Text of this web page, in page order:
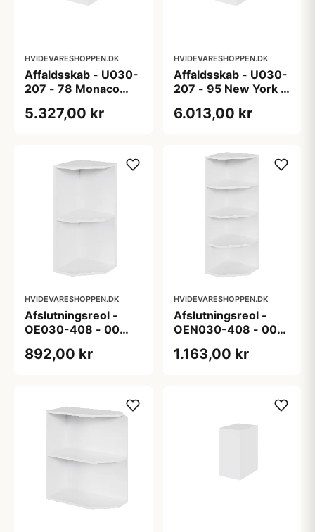
HVIDEVARESHOPPEN.DK
Affaldsskab - U030-
207 - 78 Monaco
grebsfri
5.327,00 kr
HVIDEVARESHOPPEN.DK
Affaldsskab - U030-
207 - 95 New York -
6.013,00 kr
HVIDEVARESHOPPEN.DK
Afslutningsreol -
OE030-408 - 00
892,00 kr
HVIDEVARESHOPPEN.DK
Afslutningsreol -
OEN030-408 - 00
1.163,00 kr